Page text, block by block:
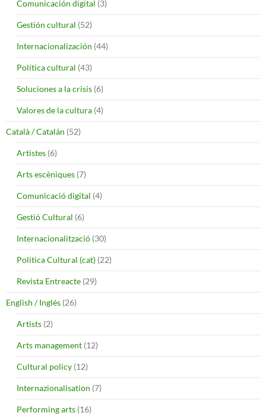
Comunicación digital (3)
Gestión cultural (52)
Internacionalización (44)
Política cultural (43)
Soluciones a la crisis (6)
Valores de la cultura (4)
Català / Catalán (52)
Artistes (6)
Arts escèniques (7)
Comunicació digital (4)
Gestió Cultural (6)
Internacionalització (30)
Politica Cultural (cat) (22)
Revista Entreacte (29)
English / Inglés (26)
Artists (2)
Arts management (12)
Cultural policy (12)
Internazionalisation (7)
Performing arts (16)